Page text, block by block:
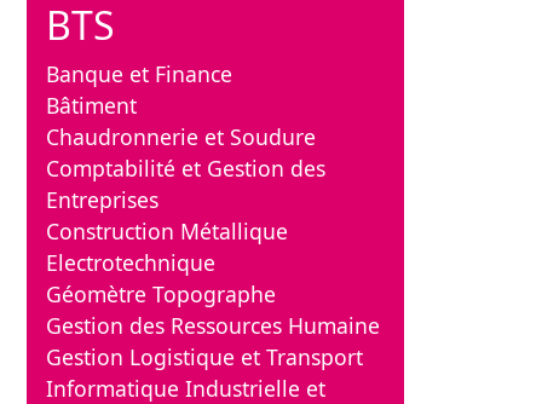
BTS
Banque et Finance
Bâtiment
Chaudronnerie et Soudure
Comptabilité et Gestion des
Entreprises
Construction Métallique
Electrotechnique
Géomètre Topographe
Gestion des Ressources Humaine
Gestion Logistique et Transport
Informatique Industrielle et